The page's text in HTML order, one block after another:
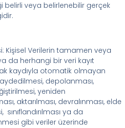
belirli veya belirlenebilir gerçek
: Kişisel Verilerin tamamen veya
da herhangi bir veri kayıt
kaydıyla otomatik olmayan
depolanması,
yeniden
aktarılması, devralınması, elde
ya da
gibi veriler üzerinde